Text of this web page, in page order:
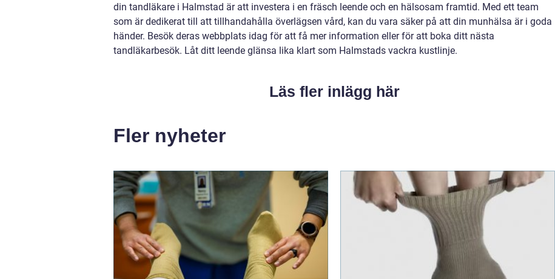
din tandläkare i Halmstad är att investera i en fräsch leende och en hälsosam framtid. Med ett team
som är dedikerat till att tillhandahålla överlägsen vård, kan du vara säker på att din munhälsa är i goda
händer. Besök deras webbplats idag för att få mer information eller för att boka ditt nästa
tandläkarbesök. Låt ditt leende glänsa lika klart som Halmstads vackra kustlinje.
Läs fler inlägg här
Fler nyheter